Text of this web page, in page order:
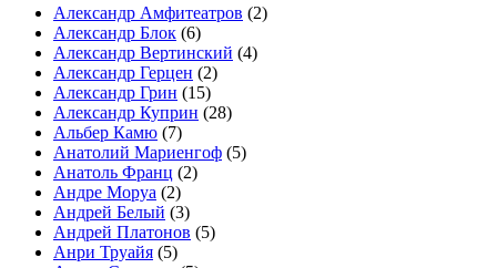
Александр Амфитеатров (2)
Александр Блок (6)
Александр Вертинский (4)
Александр Герцен (2)
Александр Грин (15)
Александр Куприн (28)
Альбер Камю (7)
Анатолий Мариенгоф (5)
Анатоль Франц (2)
Андре Моруа (2)
Андрей Белый (3)
Андрей Платонов (5)
Анри Труайя (5)